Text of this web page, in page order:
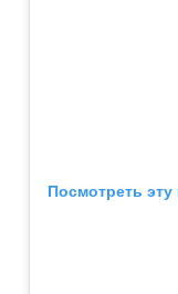
Посмотреть